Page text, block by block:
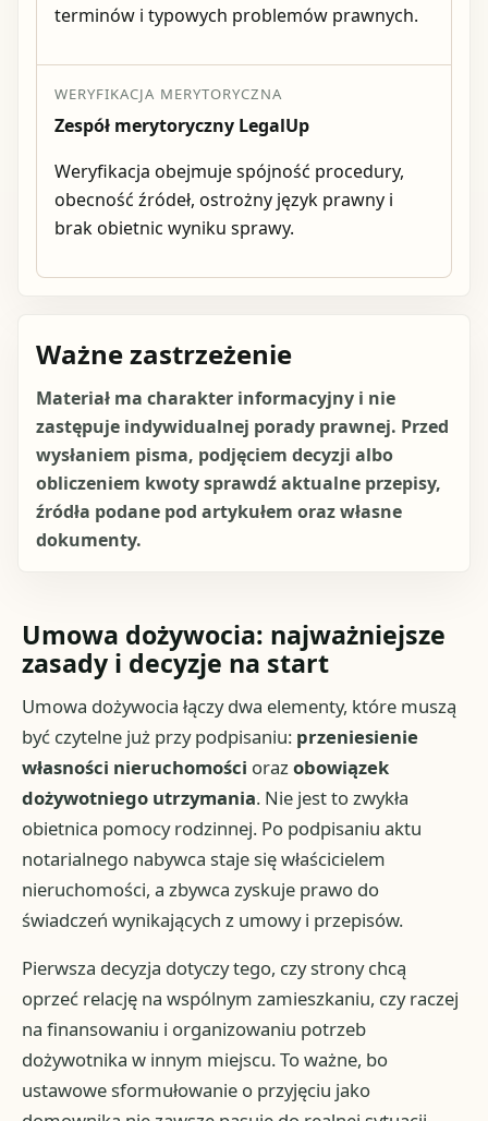
terminów i typowych problemów prawnych.
WERYFIKACJA MERYTORYCZNA
Zespół merytoryczny LegalUp
Weryfikacja obejmuje spójność procedury,
obecność źródeł, ostrożny język prawny i
brak obietnic wyniku sprawy.
Ważne zastrzeżenie
Materiał ma charakter informacyjny i nie
zastępuje indywidualnej porady prawnej. Przed
wysłaniem pisma, podjęciem decyzji albo
obliczeniem kwoty sprawdź aktualne przepisy,
źródła podane pod artykułem oraz własne
dokumenty.
Umowa dożywocia: najważniejsze
zasady i decyzje na start
Umowa dożywocia łączy dwa elementy, które muszą
być czytelne już przy podpisaniu: przeniesienie
własności nieruchomości orazobowiązek
dożywotniego utrzymania. Nie jest to zwykła
obietnica pomocy rodzinnej. Po podpisaniu aktu
notarialnego nabywca staje się właścicielem
nieruchomości, a zbywca zyskuje prawo do
świadczeń wynikających z umowy i przepisów.
Pierwsza decyzja dotyczy tego, czy strony chcą
oprzeć relację na wspólnym zamieszkaniu, czy raczej
na finansowaniu i organizowaniu potrzeb
dożywotnika w innym miejscu. To ważne, bo
ustawowe sformułowanie o przyjęciu jako